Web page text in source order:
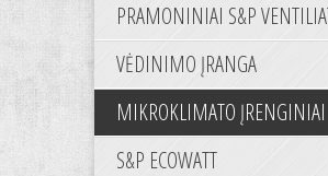
PRAMONINIAI S&P
VĖDINIMO ĮRANGA
MIKROKLIMATO ĮRENGINIAI
S&P ECOWATT